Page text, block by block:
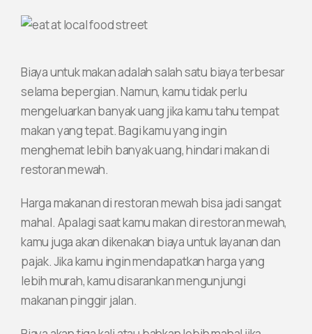
Biaya untuk makan adalah salah satu biaya terbesar
selama bepergian. Namun, kamu tidak perlu
mengeluarkan banyak uang jika kamu tahu tempat
makan yang tepat. Bagi kamu yang ingin
menghemat lebih banyak uang, hindari makan di
restoran mewah.
Harga makanan di restoran mewah bisa jadi sangat
mahal. Apalagi saat kamu makan di restoran mewah,
kamu juga akan dikenakan biaya untuk layanan dan
pajak. Jika kamu ingin mendapatkan harga yang
lebih murah, kamu disarankan mengunjungi
makanan pinggir jalan.